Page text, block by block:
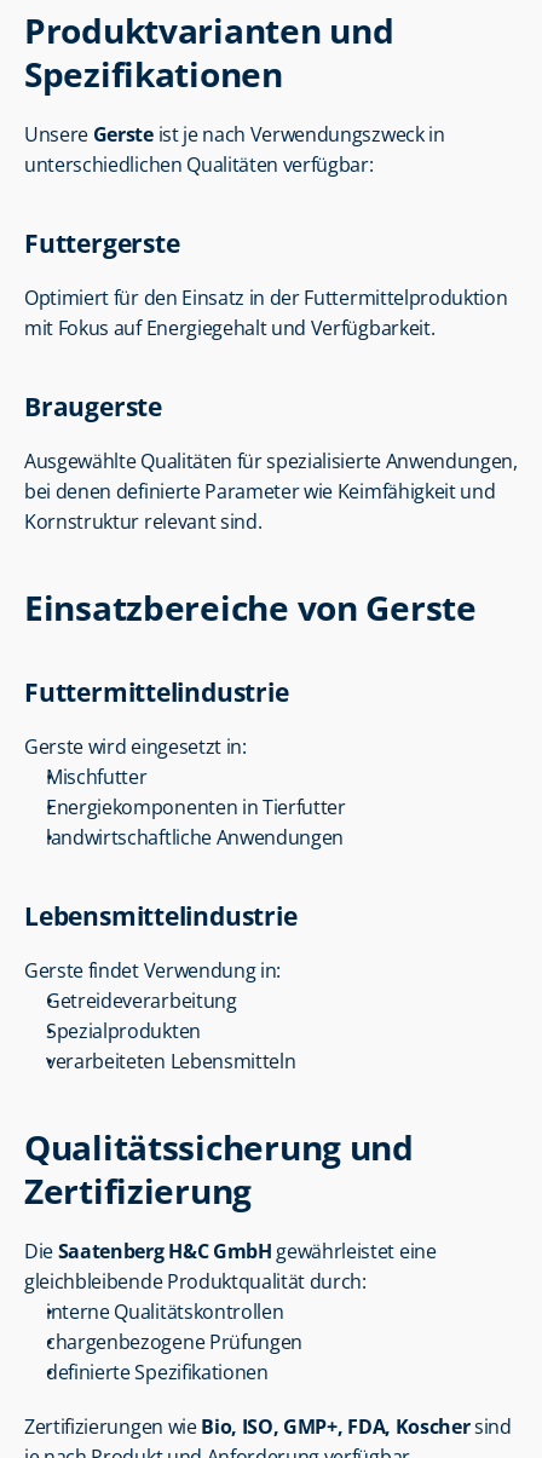
Produktvarianten und
Spezifikationen
Unsere Gerste ist je nach Verwendungszweck in
unterschiedlichen Qualitäten verfügbar:
Futtergerste
Optimiert für den Einsatz in der Futtermittelproduktion
mit Fokus auf Energiegehalt und Verfügbarkeit.
Braugerste
Ausgewählte Qualitäten für spezialisierte Anwendungen,
bei denen definierte Parameter wie Keimfähigkeit und
Kornstruktur relevant sind.
Einsatzbereiche von Gerste
Futtermittelindustrie
Gerste wird eingesetzt in:
Mischfutter
Energiekomponenten in Tierfutter
landwirtschaftliche Anwendungen
Lebensmittelindustrie
Gerste findet Verwendung in:
Getreideverarbeitung
Spezialprodukten
verarbeiteten Lebensmitteln
Qualitätssicherung und
Zertifizierung
Die Saatenberg H&C GmbH gewährleistet eine
gleichbleibende Produktqualität durch:
interne Qualitätskontrollen
chargenbezogene Prüfungen
definierte Spezifikationen
Zertifizierungen wie Bio, ISO, GMP+, FDA, Koscher sind